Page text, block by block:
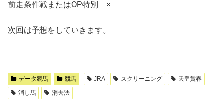
前走条件戦またはOP特別 ×
次回は予想をしていきます。
データ競馬 競馬 JRA スクリーニング
天皇賞春
消し馬
消去法